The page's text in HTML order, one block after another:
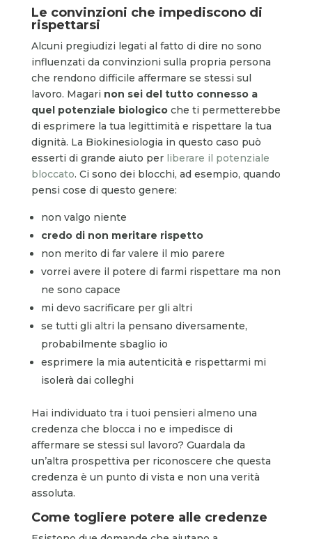
Le convinzioni che impediscono di
rispettarsi
Alcuni pregiudizi legati al fatto di dire no sono
influenzati da convinzioni sulla propria persona
che rendono difficile affermare se stessi sul
lavoro. Magari non sei del tutto connesso a
quel potenziale biologico che ti permetterebbe
di esprimere la tua legittimità e rispettare la tua
dignità. La Biokinesiologia in questo caso può
esserti di grande aiuto per liberare il potenziale
bloccato. Ci sono dei blocchi, ad esempio, quando
pensi cose di questo genere:
non valgo niente
credo di non meritare rispetto
non merito di far valere il mio parere
vorrei avere il potere di farmi rispettare ma non
ne sono capace
mi devo sacrificare per gli altri
se tutti gli altri la pensano diversamente,
probabilmente sbaglio io
esprimere la mia autenticità e rispettarmi mi
isolerà dai colleghi
Hai individuato tra i tuoi pensieri almeno una
credenza che blocca i no e impedisce di
affermare se stessi sul lavoro? Guardala da
un’altra prospettiva per riconoscere che questa
credenza è un punto di vista e non una verità
assoluta.
Come togliere potere alle credenze